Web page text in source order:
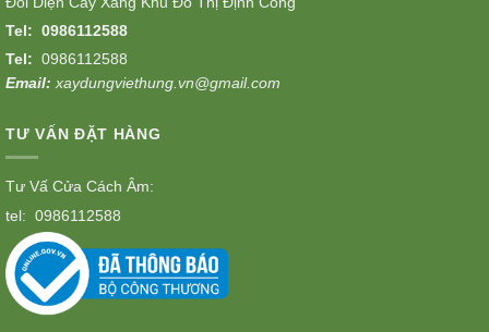
Tel: 0986112588
Tel: 0986112588
Email: xaydungviethung.vn@gmail.com
TƯ VẤN ĐẶT HÀNG
Tư Vấ Cửa Cách Âm:
tel: 0986112588